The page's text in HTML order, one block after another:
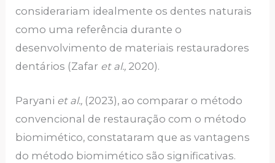
considerariam idealmente os dentes naturais
como uma referência durante o
desenvolvimento de materiais restauradores
dentários (Zafar et al., 2020).
Paryani et al., (2023), ao comparar o método
convencional de restauração com o método
biomimético, constataram que as vantagens
do método biomimético são significativas.